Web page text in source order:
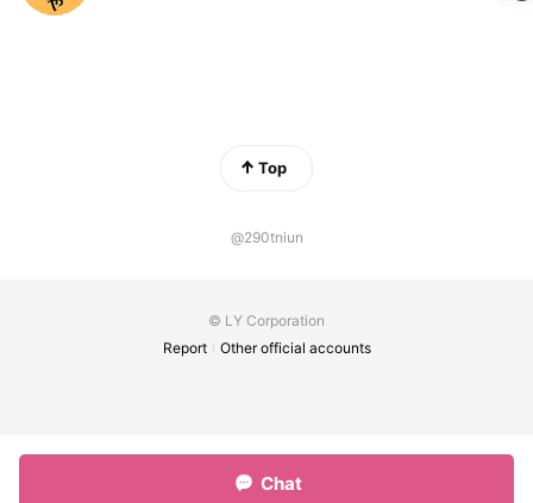
Top
@290tniun
© LY Corporation
Report
Other official accounts
Chat